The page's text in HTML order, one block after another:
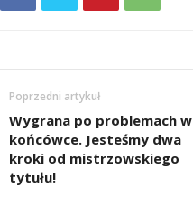
Poprzedni artykuł
Wygrana po problemach w
końcówce. Jesteśmy dwa
kroki od mistrzowskiego
tytułu!